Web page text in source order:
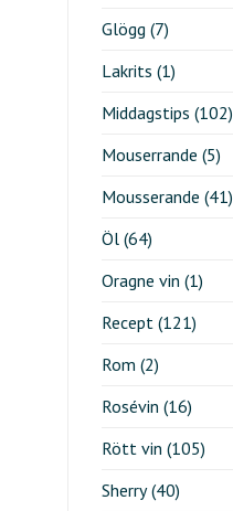
Glögg (7)
Lakrits (1)
Middagstips (102)
Mouserrande (5)
Mousserande (41)
Öl(64)
Oragne vin (1)
Recept(121)
Rom (2)
Rosévin (16)
Rött vin (105)
Sherry(40)